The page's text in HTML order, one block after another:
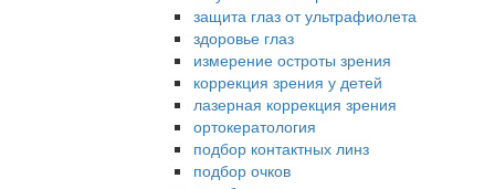
защита глаз от ультрафиолета
здоровье глаз
измерение остроты зрения
коррекция зрения у детей
лазерная коррекция зрения
ортокератология
подбор контактных линз
подбор очков